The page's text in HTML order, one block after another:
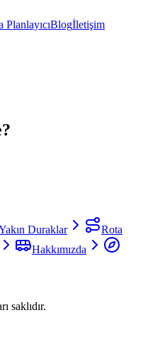
PlanlayıcıBlogİletişim
Duraklar
Rota
Hakkımızda
saklıdır.